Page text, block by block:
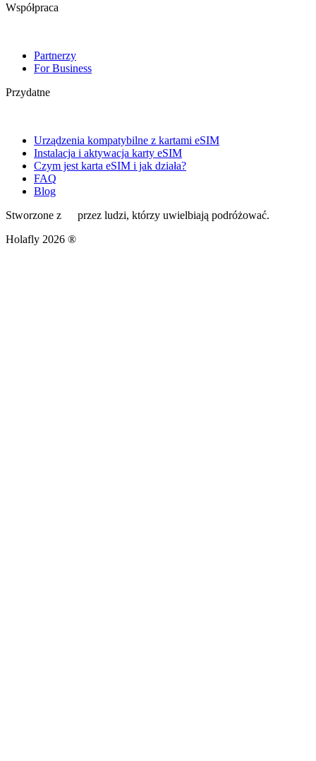
Współpraca
Partnerzy
For Business
Przydatne
Urządzenia kompatybilne z kartami eSIM
Instalacja i aktywacja karty eSIM
Czym jest karta eSIM i jak działa?
FAQ
Blog
Stworzone z
przez ludzi, którzy uwielbiają podróżować.
Holafly 2026 ®